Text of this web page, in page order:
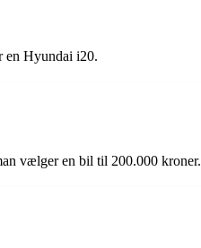
en Hyundai i20.
vælger en bil til 200.000 kroner.